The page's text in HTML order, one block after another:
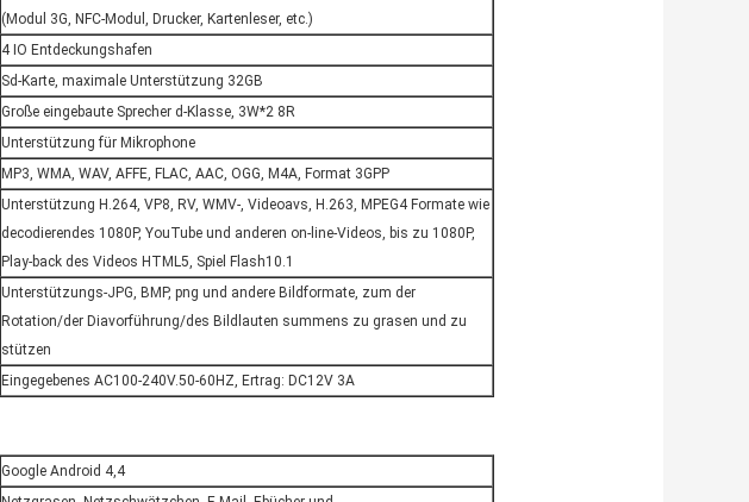
(Modul 3G, NFC-Modul, Drucker, Kartenleser, etc.)
4 IO Entdeckungshafen
Sd-Karte, maximale Unterstützung 32GB
Große eingebaute Sprecher d-Klasse, 3W*2 8R
Unterstützung für Mikrophone
MP3, WMA, WAV, AFFE, FLAC, AAC, OGG, M4A, Format 3GPP
Unterstützung H.264, VP8, RV, WMV-, Videoavs, H.263, MPEG4 Formate wie
decodierendes 1080P, YouTube und anderen on-line-Videos, bis zu 1080P,
Play-back des Videos HTML5, Spiel Flash10.1
Unterstützungs-JPG, BMP, png und andere Bildformate, zum der
Rotation/der Diavorführung/des Bildlauten summens zu grasen und zu
stützen
Eingegebenes AC100-240V.50-60HZ, Ertrag: DC12V 3A
Google Android 4,4